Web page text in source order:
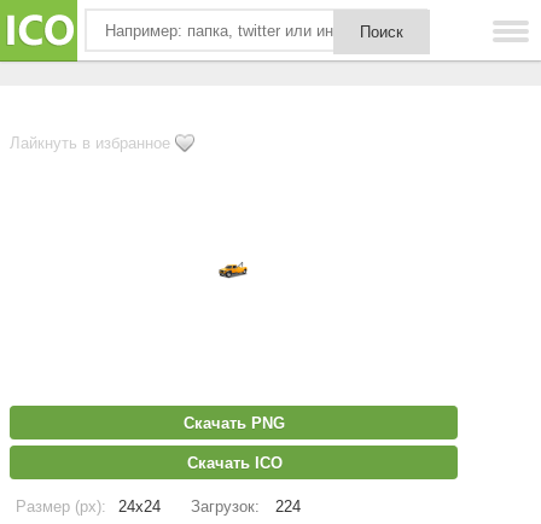
Лайкнуть в избранное
Скачать PNG
Скачать ICO
Размер (px): 24x24 Загрузок: 224